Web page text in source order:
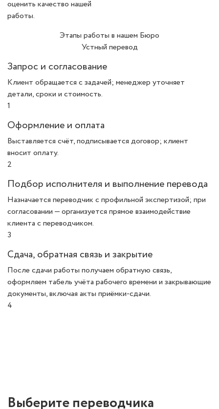
оценить качество нашей
работы.
Этапы работы в нашем Бюро
Устный перевод
Запрос и согласование
Клиент обращается с задачей; менеджер уточняет
детали, сроки и стоимость.
1
Оформление и оплата
Выставляется счёт, подписывается договор; клиент
вносит оплату.
2
Подбор исполнителя и выполнение перевода
Назначается переводчик с профильной экспертизой; при
согласовании — организуется прямое взаимодействие
клиента с переводчиком.
3
Сдача, обратная связь и закрытие
После сдачи работы получаем обратную связь,
оформляем табель учёта рабочего времени и закрывающие
документы, включая акты приёмки-сдачи.
4
Выберите переводчика